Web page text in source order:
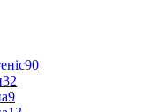
90
32
9